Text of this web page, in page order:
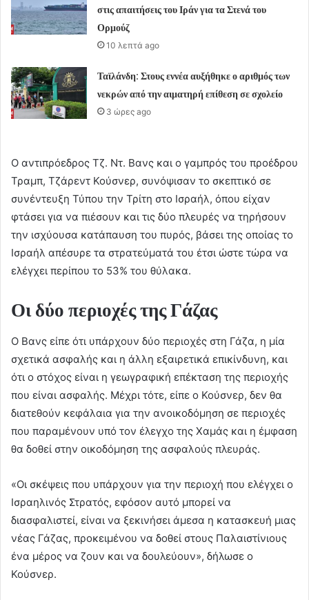
στις απαιτήσεις του Ιράν για τα Στενά του
Ορμούζ
10 λεπτά ago
Ταϊλάνδη: Στους εννέα αυξήθηκε ο αριθμός των
νεκρών από την αιματηρή επίθεση σε σχολείο
3 ώρες ago
Ο αντιπρόεδρος Τζ. Ντ. Βανς και ο γαμπρός του προέδρου
Τραμπ, Τζάρεντ Κούσνερ, συνόψισαν το σκεπτικό σε
συνέντευξη Τύπου την Τρίτη στο Ισραήλ, όπου είχαν
φτάσει για να πιέσουν και τις δύο πλευρές να τηρήσουν
την ισχύουσα κατάπαυση του πυρός, βάσει της οποίας το
Ισραήλ απέσυρε τα στρατεύματά του έτσι ώστε τώρα να
ελέγχει περίπου το 53% του θύλακα.
Οι δύο περιοχές της Γάζας
Ο Βανς είπε ότι υπάρχουν δύο περιοχές στη Γάζα, η μία
σχετικά ασφαλής και η άλλη εξαιρετικά επικίνδυνη, και
ότι ο στόχος είναι η γεωγραφική επέκταση της περιοχής
που είναι ασφαλής. Μέχρι τότε, είπε ο Κούσνερ, δεν θα
διατεθούν κεφάλαια για την ανοικοδόμηση σε περιοχές
που παραμένουν υπό τον έλεγχο της Χαμάς και η έμφαση
θα δοθεί στην οικοδόμηση της ασφαλούς πλευράς.
«Οι σκέψεις που υπάρχουν για την περιοχή που ελέγχει ο
Ισραηλινός Στρατός, εφόσον αυτό μπορεί να
διασφαλιστεί, είναι να ξεκινήσει άμεσα η κατασκευή μιας
νέας Γάζας, προκειμένου να δοθεί στους Παλαιστίνιους
ένα μέρος να ζουν και να δουλεύουν», δήλωσε ο
Κούσνερ.